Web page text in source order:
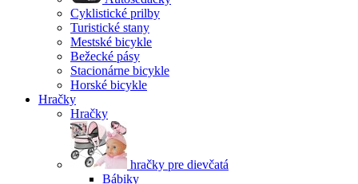
Cyklistické prilby
Turistické stany
Mestské bicykle
Bežecké pásy
Stacionárne bicykle
Horské bicykle
Hračky
Hračky
hračky pre dievčatá
Bábiky